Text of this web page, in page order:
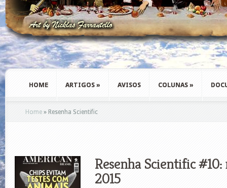
HOME ARTIGOS » AVISOS COLUNAS »
Home » Resenha Scientific
Resenha Scientific
2015